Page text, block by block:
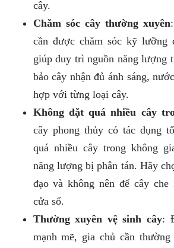
cây.
Chăm sóc cây thường xuyên
cần được chăm sóc kỹ lưỡng
giúp duy trì nguồn năng lượng
bảo cây nhận đủ ánh sáng,
hợp với từng loại cây.
Không đặt quá nhiều cây
cây phong thủy có tác dụng
quá nhiều cây trong không
năng lượng bị phân tán. Hãy
đạo và không nên để cây
cửa sổ.
Thường xuyên vệ sinh cây:
mạnh mẽ, gia chủ cần